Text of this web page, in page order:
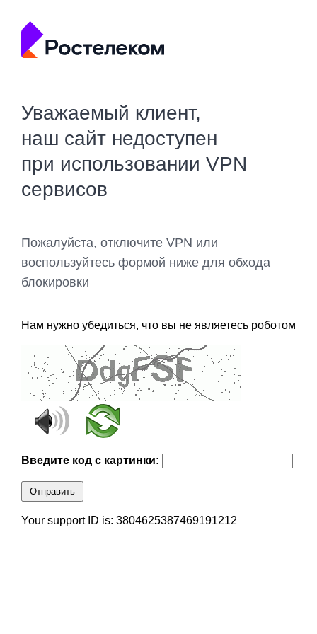
Уважаемый клиент,
наш сайт недоступен
при использовании VPN
сервисов
Пожалуйста, отключите VPN или
воспользуйтесь формой ниже для обхода
блокировки
Нам нужно убедиться, что вы не являетесь роботом
Введите код с картинки:
Отправить
Your support ID is: 3804625387469191212